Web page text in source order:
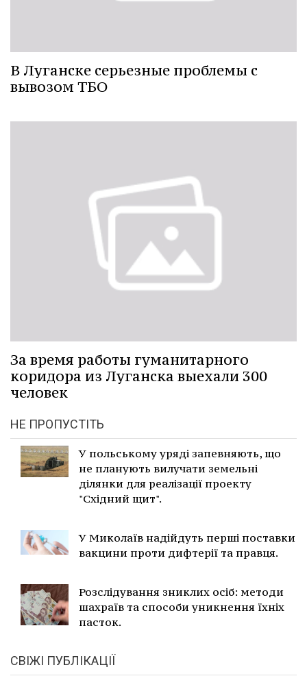
В Луганске серьезные проблемы с
вывозом ТБО
За время работы гуманитарного
коридора из Луганска выехали 300
человек
НЕ ПРОПУСТІТЬ
У польському уряді запевняють, що
не планують вилучати земельні
ділянки для реалізації проекту
"Східний щит".
У Миколаїв надійдуть перші поставки
вакцини проти дифтерії та правця.
Розслідування зниклих осіб: методи
шахраїв та способи уникнення їхніх
пасток.
СВІЖІ ПУБЛІКАЦІЇ